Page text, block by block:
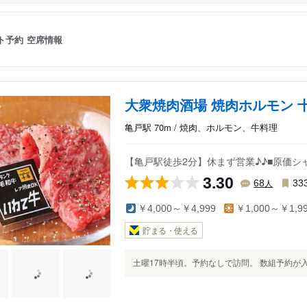
予約 空席情報
大衆焼肉酒場 焼肉ホルモン
亀戸駅 70m / 焼肉、ホルモン、牛料理
【亀戸駅徒歩2分】休まず営業♪♪■原価
3.30 68人
￥4,000～￥4,999 ￥1,000～￥
貯まる・使える
土曜17時半頃。予約なしで訪問。 数組予約が